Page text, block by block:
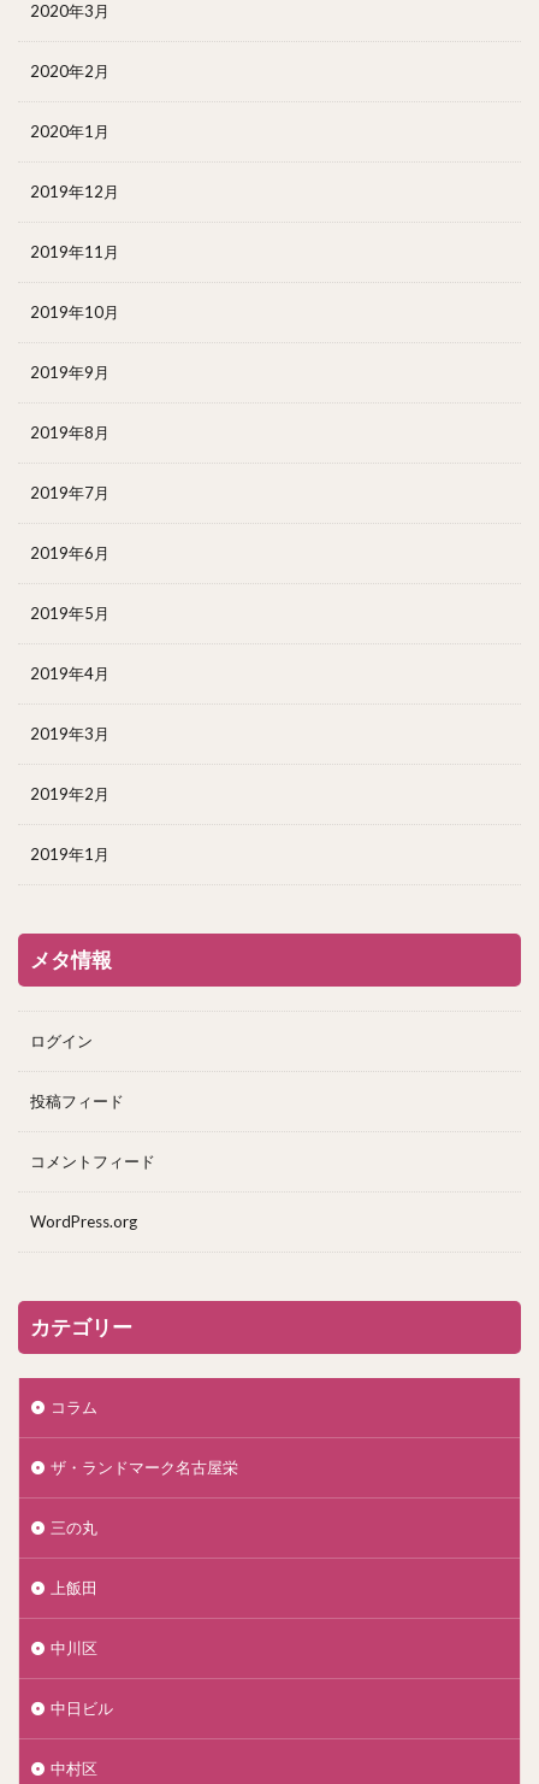
2020年3月
2020年2月
2020年1月
2019年12月
2019年11月
2019年10月
2019年9月
2019年8月
2019年7月
2019年6月
2019年5月
2019年4月
2019年3月
2019年2月
2019年1月
メタ情報
ログイン
投稿フィード
コメントフィード
WordPress.org
カテゴリー
コラム
ザ・ランドマーク名古屋栄
三の丸
上飯田
中川区
中日ビル
中村区